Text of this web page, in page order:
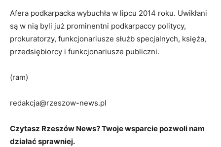
Afera podkarpacka wybuchła w lipcu 2014 roku. Uwikłani
są w nią byli już prominentni podkarpaccy politycy,
prokuratorzy, funkcjonariusze służb specjalnych, księża,
przedsiębiorcy i funkcjonariusze publiczni.
(ram)
redakcja@rzeszow-news.pl
Czytasz Rzeszów News? Twoje wsparcie pozwoli nam
działać sprawniej.